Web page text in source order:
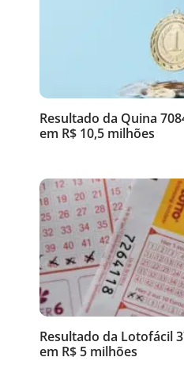
Resultado da Quina
em R$ 10,5 milhões
Resultado da Lotofácil
em R$ 5 milhões